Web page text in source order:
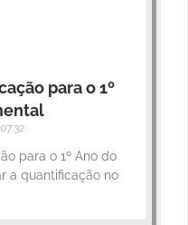
para o 1º
07:32
para o 1º Ano do
a quantificação no